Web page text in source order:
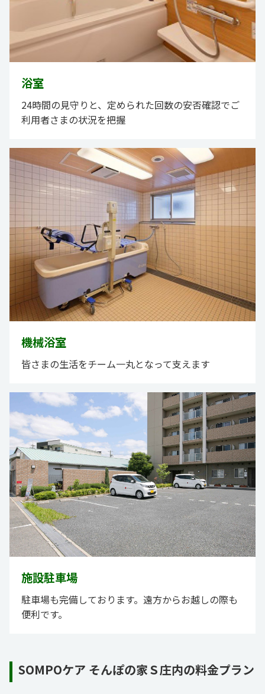
浴室
24時間の見守りと、定められた回数の安否確認でご
利用者さまの状況を把握
機械浴室
皆さまの生活をチーム一丸となって支えます
施設駐車場
駐車場も完備しております。遠方からお越しの際も
便利です。
SOMPOケア そんぽの家Ｓ庄内の料金プラン